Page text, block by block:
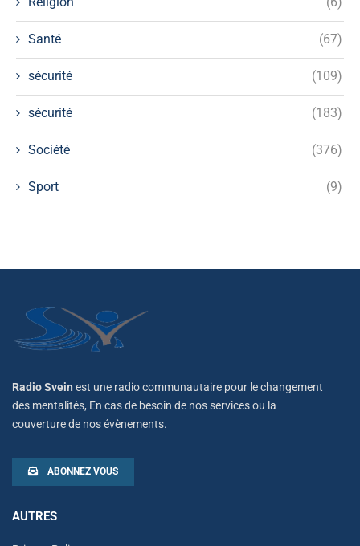
Santé (67)
sécurité (109)
sécurité (183)
Société (376)
Sport (9)
Radio Svein est une radio communautaire pour le changement
des mentalités, En cas de besoin de nos services ou la
couverture de nos évènements.
ABONNEZ VOUS
AUTRES